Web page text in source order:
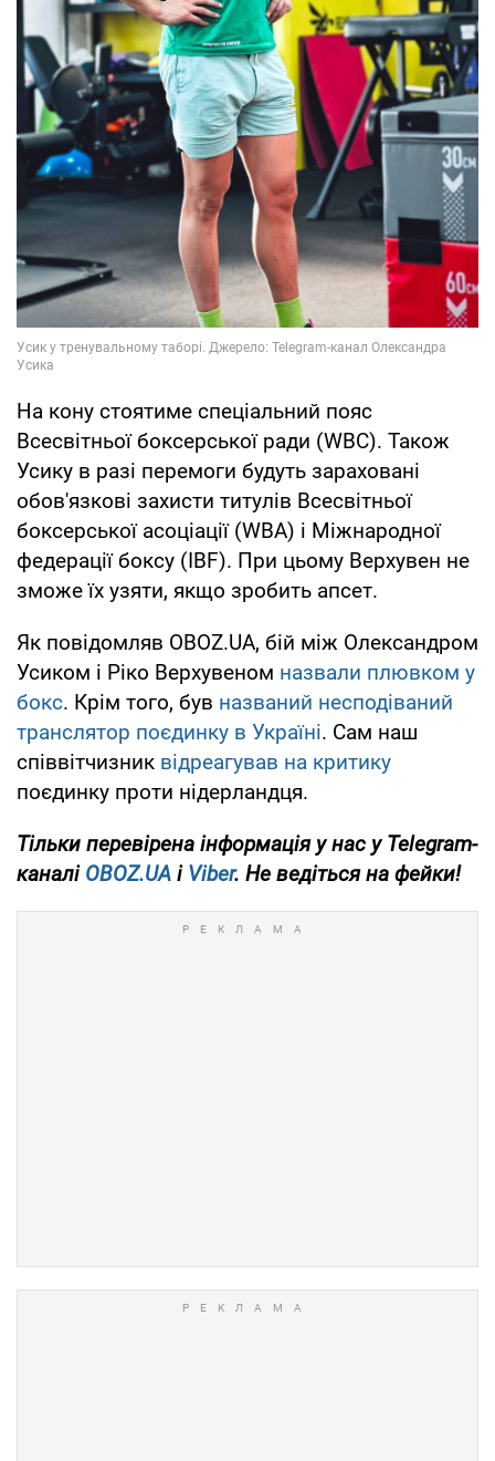
На кону стоятиме спеціальний пояс
Всесвітньої боксерської ради (WBC). Також
Усику в разі перемоги будуть зараховані
обов'язкові захисти титулів Всесвітньої
боксерської асоціації (WBA) і Міжнародної
федерації боксу (IBF). При цьому Верхувен не
зможе їх узяти, якщо зробить апсет.
Як повідомляв OBOZ.UA, бій між Олександром
Усиком і Ріко Верхувеном назвали плювком у
бокс. Крім того, був названий несподіваний
транслятор поєдинку в Україні. Сам наш
співвітчизник відреагував на критику
поєдинку проти нідерландця.
Тільки перевірена інформація у нас у Telegram-
каналі OBOZ.UA і Viber. Не ведіться на фейки!